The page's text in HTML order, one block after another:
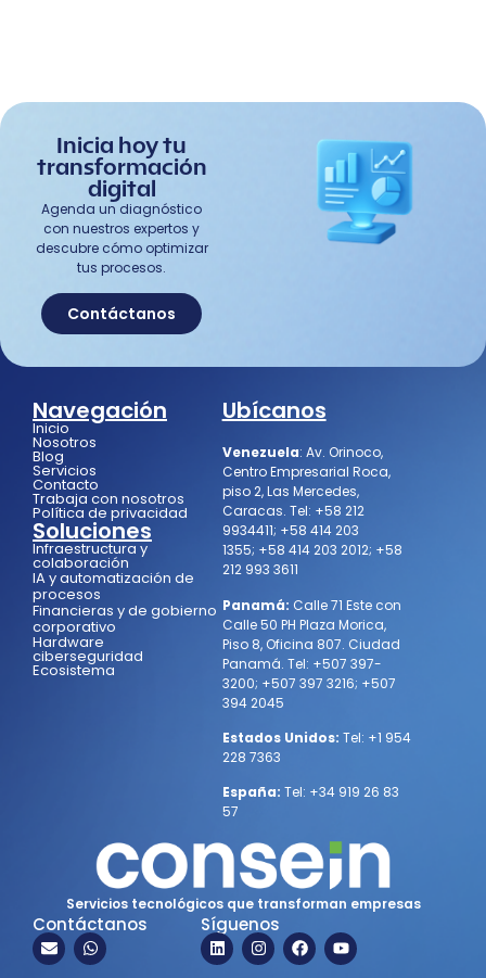
Inicia hoy tu
transformación
digital
Agenda un diagnóstico
con nuestros expertos y
descubre cómo optimizar
tus procesos.
Contáctanos
Navegación
Inicio
Nosotros
Blog
Servicios
Contacto
Trabaja con nosotros
Política de privacidad
Soluciones
Infraestructura y
colaboración
IA y automatización de
procesos
Financieras y de gobierno
corporativo
Hardware
ciberseguridad
Ecosistema
Ubícanos
Venezuela: Av. Orinoco,
Centro Empresarial Roca,
piso 2, Las Mercedes,
Caracas. Tel: +58 212
9934411; +58 414 203
1355; +58 414 203 2012; +58
212 993 3611
Panamá: Calle 71 Este con
Calle 50 PH Plaza Morica,
Piso 8, Oficina 807. Ciudad
Panamá. Tel: +507 397-
3200; +507 397 3216; +507
394 2045
Estados Unidos: Tel: +1 954
228 7363
España: Tel: +34 919 26 83
57
Servicios tecnológicos que transforman empresas
Contáctanos Síguenos